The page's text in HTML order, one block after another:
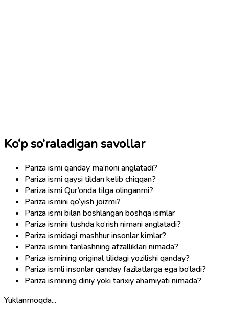
Ko‘p so‘raladigan savollar
Pariza ismi qanday ma’noni anglatadi?
Pariza ismi qaysi tildan kelib chiqqan?
Pariza ismi Qur’onda tilga olinganmi?
Pariza ismini qo‘yish joizmi?
Pariza ismi bilan boshlangan boshqa ismlar
Pariza ismini tushda ko‘rish nimani anglatadi?
Pariza ismidagi mashhur insonlar kimlar?
Pariza ismini tanlashning afzalliklari nimada?
Pariza ismining original tilidagi yozilishi qanday?
Pariza ismli insonlar qanday fazilatlarga ega bo‘ladi?
Pariza ismining diniy yoki tarixiy ahamiyati nimada?
Yuklanmoqda...